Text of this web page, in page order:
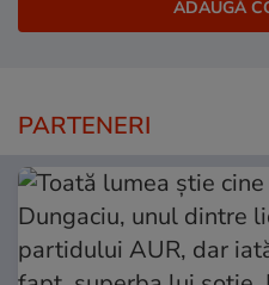
PARTENERI